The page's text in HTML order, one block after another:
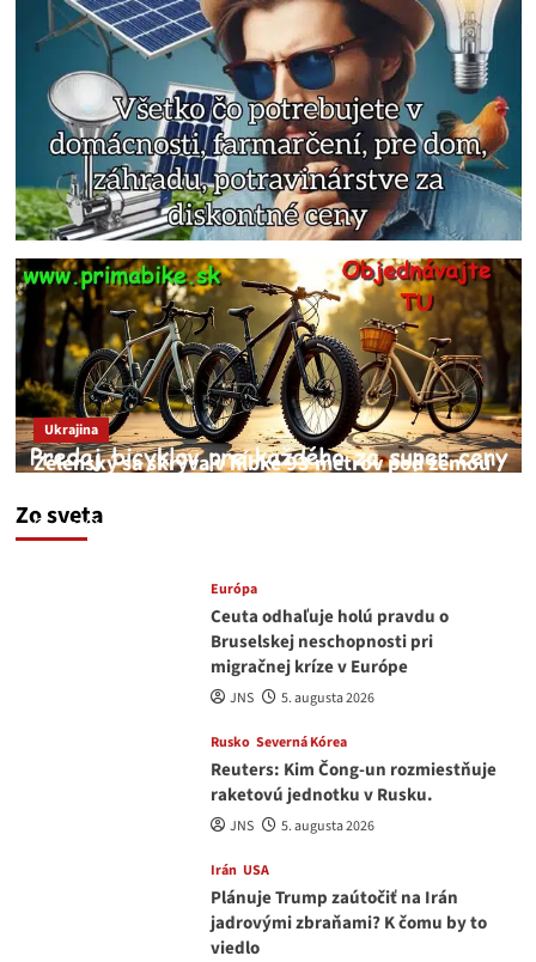
Zo sveta
Ukrajina
Zelenský sa skrýva v hĺbke 93 metrov pod zemou
JNS
Európa
Ceuta odhaľuje holú pravdu o
Bruselskej neschopnosti pri
migračnej kríze v Európe
JNS 5. augusta 2026
Rusko Severná Kórea
Reuters: Kim Čong-un rozmiestňuje
raketovú jednotku v Rusku.
JNS 5. augusta 2026
Irán USA
Plánuje Trump zaútočiť na Irán
jadrovými zbraňami? K čomu by to
viedlo